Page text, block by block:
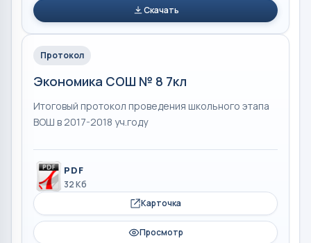
Скачать
Протокол
Экономика СОШ № 8 7кл
Итоговый протокол проведения школьного этапа
ВОШ в 2017-2018 уч.году
PDF
32 Кб
Карточка
Просмотр